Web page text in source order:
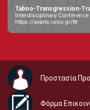
Taboo-Transgression-
Interdisciplinary Conference
https://avarts.ionio.gr/ttt
Προστασία
Φόρμα